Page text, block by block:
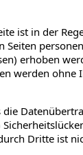
ist in der
Seiten
erhoben
werden
Dritte ist